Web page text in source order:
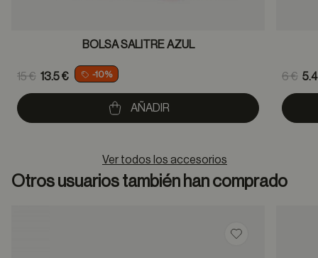
BOLSA SALITRE AZUL
Price reduced from
15 €
to
13.5 € -10%
AÑADIR
6 €
to
Ver todos los accesorios
Otros usuarios también han comprado
Guardar en